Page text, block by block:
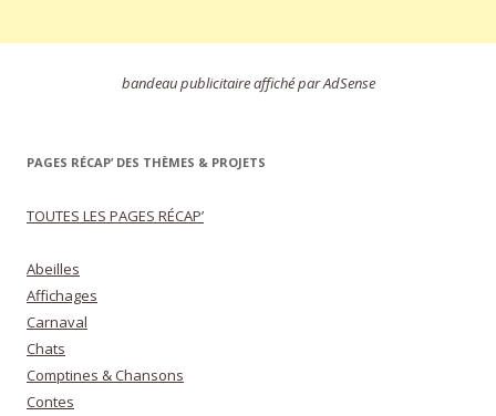
bandeau publicitaire affiché par AdSense
PAGES RÉCAP’ DES THÈMES & PROJETS
TOUTES LES PAGES RÉCAP’
Abeilles
Affichages
Carnaval
Chats
Comptines & Chansons
Contes